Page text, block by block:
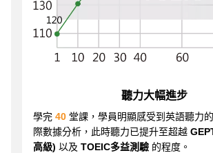
聽力大幅進步
學完 40 堂課，學員明顯感受到英語聽力
際數據分析，此時聽力已提升至超越
高級) 以及 TOEIC多益測驗 的程度。